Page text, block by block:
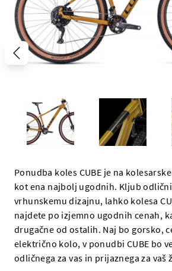
Ponudba koles CUBE je na
kot ena najbolj ugodnih. Kljub
vrhunskemu dizajnu, lahko kolesa
najdete po izjemno ugodnih cenah,
drugačne od ostalih. Naj bo gorsko,
električno kolo, v ponudbi CUBE bo
odličnega za vas in prijaznega za vaš